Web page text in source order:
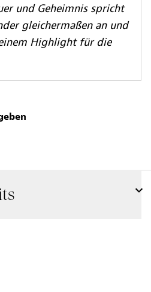
und Geheimnis spricht
gleichermaßen an und
Highlight für die